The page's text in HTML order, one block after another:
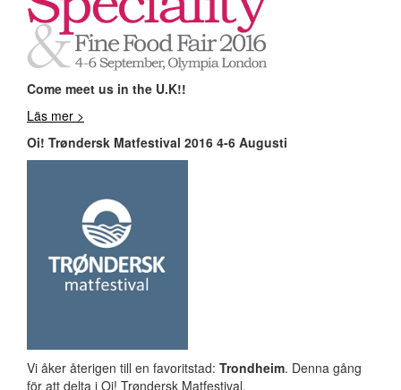
Come meet us in the U.K!!
Läs mer >
Oi! Trøndersk Matfestival 2016 4-6 Augusti
Vi åker återigen till en favoritstad: Trondheim. Denna gång
för att delta i Oi! Trøndersk Matfestival.